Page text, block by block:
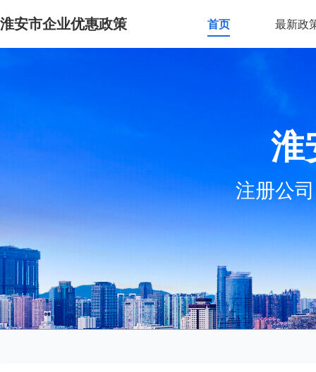
淮安市企业优惠政策 首页 最新政
淮
注册公